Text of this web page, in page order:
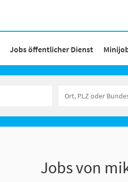
Jobs öffentlicher Dienst
Jobs von